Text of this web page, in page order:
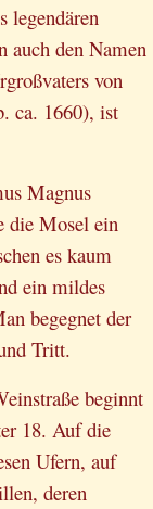
legendären
auch den Namen
von
ca. 1660), ist
Magnus
die Mosel ein
es kaum
ein mildes
begegnet der
Tritt.
beginnt
18. Auf die
Ufern, auf
deren